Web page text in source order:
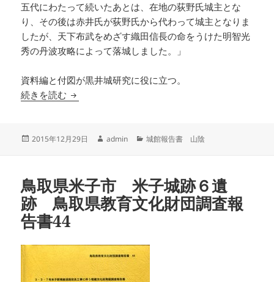
五代にわたって続いたあとは、在地の荻野氏城主とな
り、その後は赤井氏が荻野氏から代わって城主となりま
したが、天下布武をめざす織田信長の命をうけた明智光
秀の丹波攻略によって落城しました。」
資料編と付図が黒井城研究に役に立つ。
続きを読む 史跡黒井城跡 保存管理計画策定報告書
投
2015年12月29日
作
admin
カ
ー
城館報告書 山陰
鳥取県米子市 米子城跡６遺
跡 鳥取県教育文化財団調査報
告書44